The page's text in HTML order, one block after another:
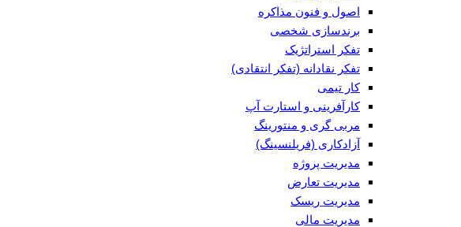
اصول و فنون مذاکره
برندسازی شخصی
تفکر استراتژیک
تفکر نقادانه (تفکر انتقادی)
کار تیمی
کارآفرینی و استارت آپ
مربی گری و منتورینگ
آزادکاری (فریلنسینگ)
مدیریت پروژه
مدیریت تعارض
مدیریت ریسک
مدیریت مالی